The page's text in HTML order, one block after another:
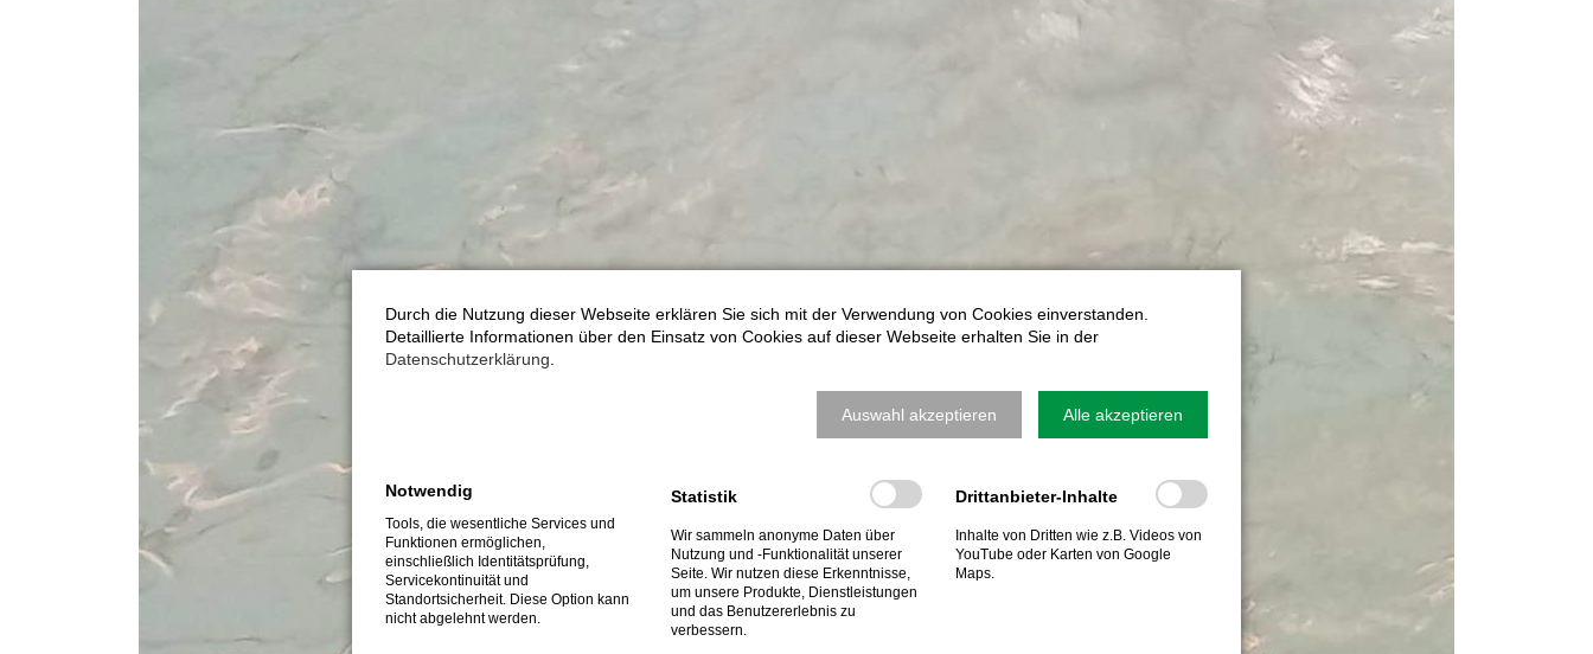
Durch die Nutzung dieser Webseite erklären Sie sich mit der Verwendung von Cookies einverstanden.
Detaillierte Informationen über den Einsatz von Cookies auf dieser Webseite erhalten Sie in der
Datenschutzerklärung
Auswahl akzeptieren Alle akzeptieren
Notwendig
Tools, die wesentliche Services und
Funktionen ermöglichen,
einschließlich Identitätsprüfung,
Servicekontinuität und
Standortsicherheit. Diese Option kann
nicht abgelehnt werden.
Statistik
Wir sammeln anonyme Daten über
Nutzung und -Funktionalität unserer
Seite. Wir nutzen diese Erkenntnisse,
um unsere Produkte, Dienstleistungen
und das Benutzererlebnis zu
verbessern.
Drittanbieter-Inhalte
Inhalte von Dritten wie z.B. Videos von
YouTube oder Karten von Google
Maps.